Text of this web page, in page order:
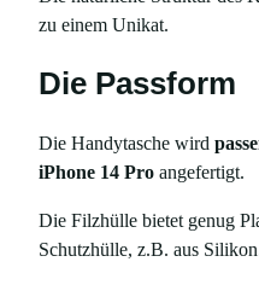
&
P
o
n
1
4
zu einem Unikat.
Die Passform
Die Handytasche wird
iPhone 14 Pro angefertigt.
Die Filzhülle bietet genug
Schutzhülle, z.B. aus